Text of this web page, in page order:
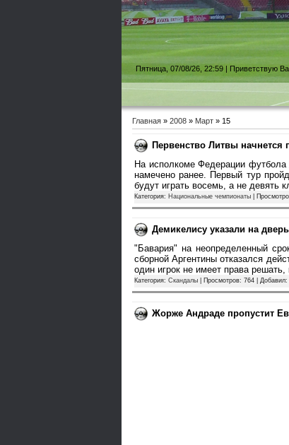
Пятница, 07/08/26, 22:59 | Приветствую
Главная » 2008 » Март » 15
Первенство Литвы начнется
На исполкоме Федерации
намечено ранее. Первый тур
будут играть восемь, а не девять
Категория: Национальные чемпионаты |
Демикелису указали на дверь
"Бавария" на неопределенный
сборной Аргентины отказался
один игрок не имеет права решать,
Категория: Cкандалы | Просмотров: 764 | Добавил:
Жорже Андраде пропустит